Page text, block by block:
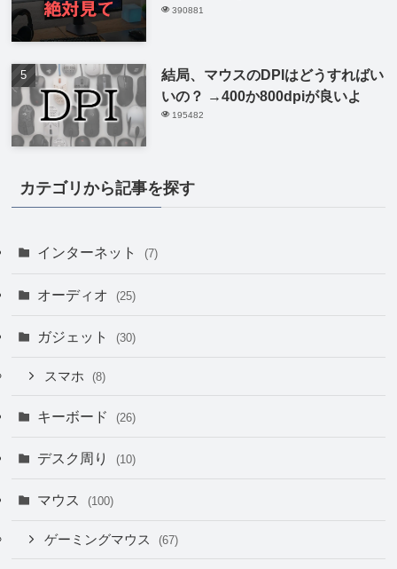
390881
結局、マウスのDPIはどうすればい
いの？ →400か800dpiが良いよ
195482
カテゴリから記事を探す
インターネット (7)
オーディオ (25)
ガジェット (30)
スマホ (8)
キーボード (26)
デスク周り (10)
マウス (100)
ゲーミングマウス (67)